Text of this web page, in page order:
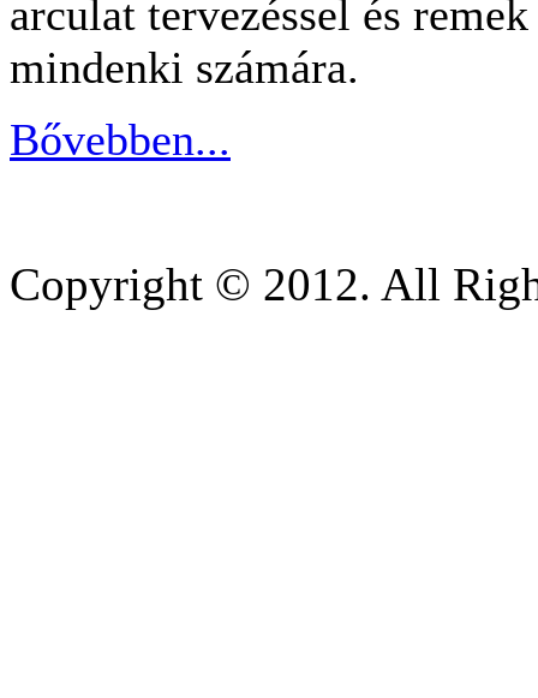
arculat tervezéssel és
mindenki számára.
Bővebben...
Copyright © 2012. All